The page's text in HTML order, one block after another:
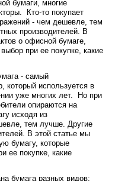
бумаги, многие
Кто-то покупает
- чем дешевле, тем
производителей. В
о офисной бумаге,
при ее покупке, какие
- самый
который используется в
уже многих лет. Но при
опираются на
исходя из
тем лучше. Другие
В этой статье мы
бумагу, которые
ее покупке, какие
бумага разных видов: